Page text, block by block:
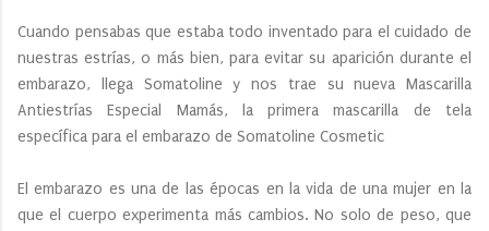
Cuando pensabas que estaba todo inventado para el cuidado de
nuestras estrías, o más bien, para evitar su aparición durante el
embarazo, llega Somatoline y nos trae su nueva Mascarilla
Antiestrías Especial Mamás, la primera mascarilla de tela
específica para el embarazo de Somatoline Cosmetic
El embarazo es una de las épocas en la vida de una mujer en la
que el cuerpo experimenta más cambios. No solo de peso, que